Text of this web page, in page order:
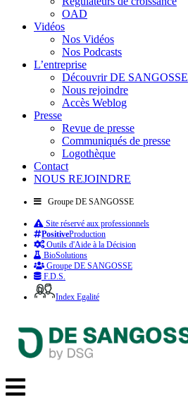
OAD
Vidéos
Nos Vidéos
Nos Podcasts
L’entreprise
Découvrir DE SANGOSSE
Nous rejoindre
Accès Weblog
Presse
Revue de presse
Communiqués de presse
Logothèque
Contact
NOUS REJOINDRE
Groupe DE SANGOSSE
Site réservé aux professionnels
PositiveProduction
Outils d'Aide à la Décision
BioSolutions
Groupe DE SANGOSSE
F.D.S.
Index Egalité